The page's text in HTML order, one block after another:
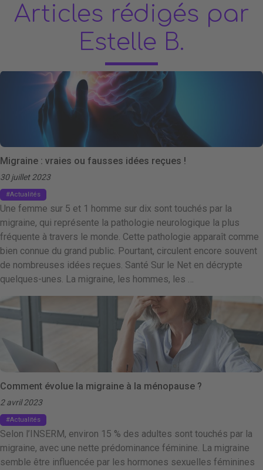
Articles rédigés par
Estelle B.
Migraine : vraies ou fausses idées reçues !
30 juillet 2023
Actualités
Une femme sur 5 et 1 homme sur dix sont touchés par la
migraine, qui représente la pathologie neurologique la plus
fréquente à travers le monde. Cette pathologie apparaît comme
bien connue du grand public. Pourtant, circulent encore souvent
de nombreuses idées reçues. Santé Sur le Net en décrypte
quelques-unes. La migraine, les hommes, les …
Comment évolue la migraine à la ménopause ?
2 avril 2023
Actualités
Selon l’INSERM, environ 15 % des adultes sont touchés par la
migraine, avec une nette prédominance féminine. La migraine
semble être influencée par les hormones sexuelles féminines